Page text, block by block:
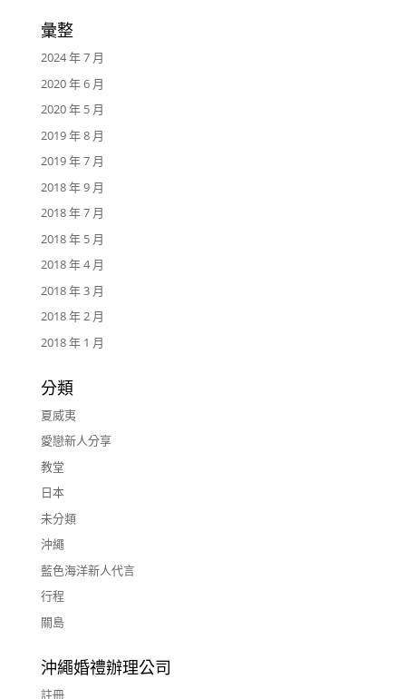
彙整
2024 年 7 月
2020 年 6 月
2020 年 5 月
2019 年 8 月
2019 年 7 月
2018 年 9 月
2018 年 7 月
2018 年 5 月
2018 年 4 月
2018 年 3 月
2018 年 2 月
2018 年 1 月
分類
夏威夷
愛戀新人分享
教堂
日本
未分類
沖繩
藍色海洋新人代言
行程
關島
沖繩婚禮辦理公司
註冊